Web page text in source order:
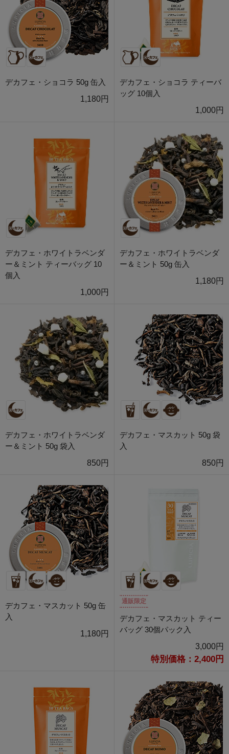
デカフェ・ショコラ 50g 缶入
1,180円
デカフェ・ショコラ ティーバ
ッグ 10個入
1,000円
デカフェ・ホワイトラベンダ
ー＆ミント ティーバッグ 10
個入
1,000円
デカフェ・ホワイトラベンダ
ー＆ミント 50g 缶入
1,180円
デカフェ・ホワイトラベンダ
ー＆ミント 50g 袋入
850円
デカフェ・マスカット 50g 袋
入
850円
デカフェ・マスカット 50g 缶
入
1,180円
通販限定
デカフェ・マスカット ティー
バッグ 30個パック入
3,000円
特別価格：2,400円